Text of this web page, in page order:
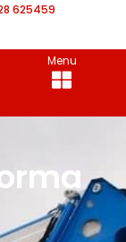
625459
Menu